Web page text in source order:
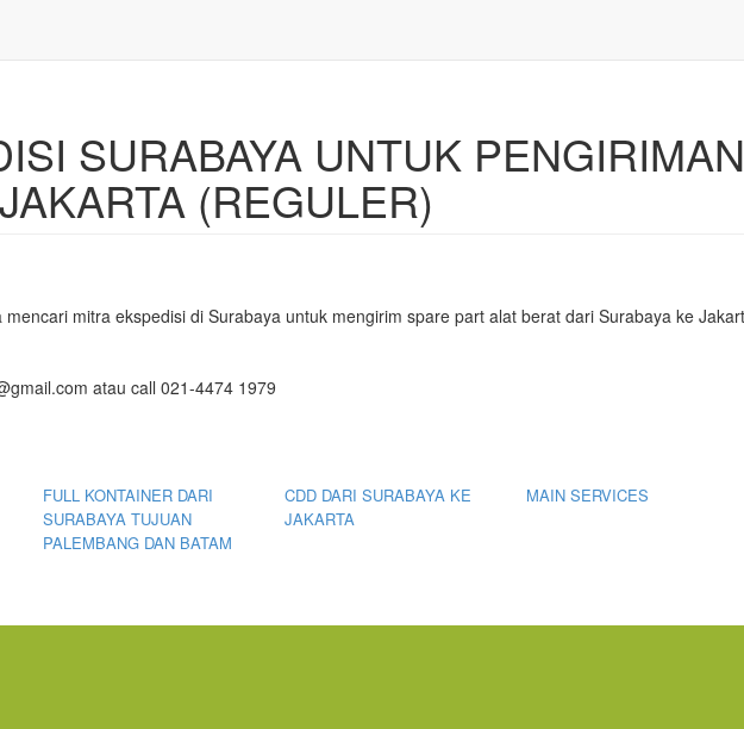
SURABAYA UNTUK
(REGULER)
mitra ekspedisi di Surabaya untuk mengirim spare part alat berat dari Surabaya ke
atau call 021-4474 1979
FULL KONTAINER DARI
SURABAYA TUJUAN
PALEMBANG DAN BATAM
CDD DARI SURABAYA KE
JAKARTA
MAIN SERVICES